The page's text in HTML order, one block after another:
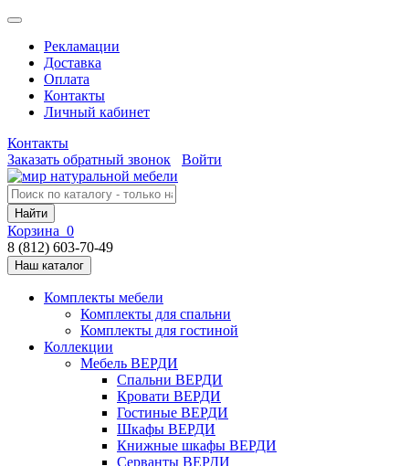
Рекламации
Доставка
Оплата
Контакты
Личный кабинет
Контакты
Заказать обратный звонок
Войти
Найти
Корзина 0
8 (812) 603-70-49
Наш каталог
Комплекты мебели
Комплекты для спальни
Комплекты для гостиной
Коллекции
Мебель ВЕРДИ
Спальни ВЕРДИ
Кровати ВЕРДИ
Гостиные ВЕРДИ
Шкафы ВЕРДИ
Книжные шкафы ВЕРДИ
Серванты ВЕРДИ